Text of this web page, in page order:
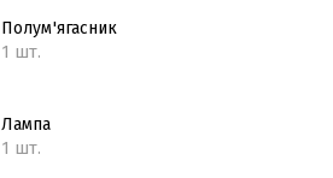
Полум'ягасник
1 шт.
Лампа
1 шт.